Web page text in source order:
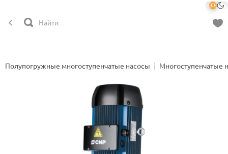
Полупогружные многоступенчатые насосы Многоступенчатые